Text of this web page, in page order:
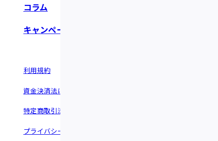
コラム
キャンペーン
利用規約
資金決済法に基づく表示
特定商取引法に基づく表示
プライバシーポリシー